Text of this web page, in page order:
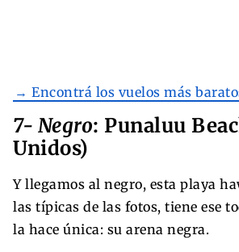
→ Encontrá los vuelos más
7- Negro: Punaluu
Unidos)
Y llegamos al negro, esta playa
las típicas de las fotos, tiene ese
la hace única: su arena negra.